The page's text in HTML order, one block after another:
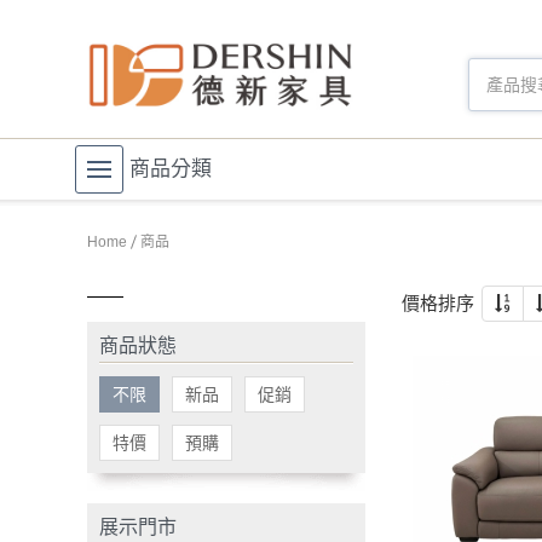
商品分類
Home 商品
商品狀態
不限 新品 促銷
特價 預購
展示門市
價格排序